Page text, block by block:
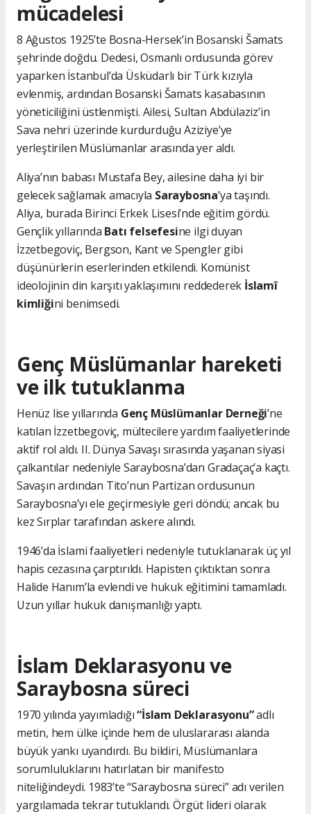
mücadelesi
8 Ağustos 1925’te Bosna-Hersek’in Bosanski Šamats
şehrinde doğdu. Dedesi, Osmanlı ordusunda görev
yaparken İstanbul’da Üsküdarlı bir Türk kızıyla
evlenmiş, ardından Bosanski Šamats kasabasının
yöneticiliğini üstlenmişti. Ailesi, Sultan Abdülaziz’in
Sava nehri üzerinde kurdurduğu Aziziye’ye
yerleştirilen Müslümanlar arasında yer aldı.
Aliya’nın babası Mustafa Bey, ailesine daha iyi bir
gelecek sağlamak amacıyla Saraybosna’ya taşındı.
Aliya, burada Birinci Erkek Lisesi’nde eğitim gördü.
Gençlik yıllarında Batı felsefesine ilgi duyan
İzzetbegoviç, Bergson, Kant ve Spengler gibi
düşünürlerin eserlerinden etkilendi. Komünist
ideolojinin din karşıtı yaklaşımını reddederek İslamî
kimliğini benimsedi.
Genç Müslümanlar hareketi
ve ilk tutuklanma
Henüz lise yıllarında Genç Müslümanlar Derneği’ne
katılan İzzetbegoviç, mültecilere yardım faaliyetlerinde
aktif rol aldı. II. Dünya Savaşı sırasında yaşanan siyasi
çalkantılar nedeniyle Saraybosna’dan Gradaçaç’a kaçtı.
Savaşın ardından Tito’nun Partizan ordusunun
Saraybosna’yı ele geçirmesiyle geri döndü; ancak bu
kez Sırplar tarafından askere alındı.
1946’da İslami faaliyetleri nedeniyle tutuklanarak üç yıl
hapis cezasına çarptırıldı. Hapisten çıktıktan sonra
Halide Hanım’la evlendi ve hukuk eğitimini tamamladı.
Uzun yıllar hukuk danışmanlığı yaptı.
İslam Deklarasyonu ve
Saraybosna süreci
1970 yılında yayımladığı“İslam Deklarasyonu”adlı
metin, hem ülke içinde hem de uluslararası alanda
büyük yankı uyandırdı. Bu bildiri, Müslümanlara
sorumluluklarını hatırlatan bir manifesto
niteliğindeydi. 1983’te “Saraybosna süreci” adı verilen
yargılamada tekrar tutuklandı. Örgüt lideri olarak